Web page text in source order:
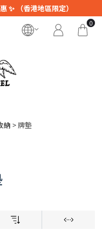
✨ （香港地區限定）
0
納 牌墊